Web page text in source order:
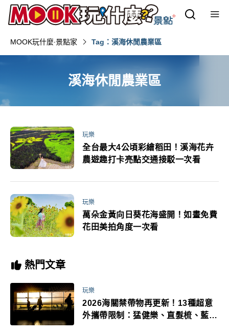
MOOK玩什麼‧景點家 Tag：溪海休閒農業區
溪海休閒農業區
玩樂
全台最大4公頃彩繪稻田！溪海花卉
農遊趣打卡亮點交通接駁一次看
玩樂
萬朵金黃向日葵花海盛開！如畫免費
花田美拍角度一次看
熱門文章
玩樂
2026海關禁帶物再更新！13種超意
外攜帶限制：猛健樂、直髮梳、藍牙